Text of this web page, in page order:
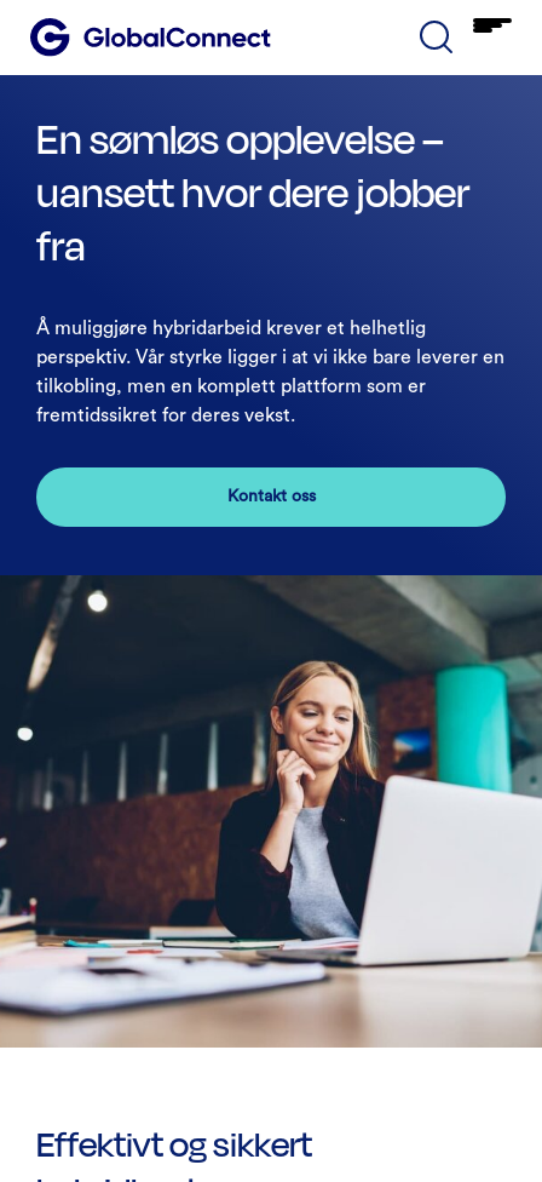
En sømløs opplevelse –
uansett hvor dere jobber
fra
Å muliggjøre hybridarbeid krever et helhetlig
perspektiv. Vår styrke ligger i at vi ikke bare leverer en
tilkobling, men en komplett plattform som er
fremtidssikret for deres vekst.
Kontakt oss
Effektivt og sikkert